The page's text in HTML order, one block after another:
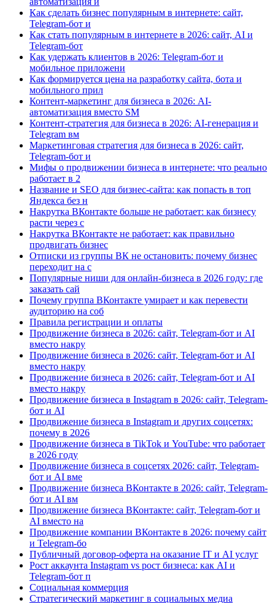
Как сделать бизнес популярным в интернете: сайт,
Telegram-бот и
Как стать популярным в интернете в 2026: сайт, AI и
Telegram-бот
Как удержать клиентов в 2026: Telegram-бот и
мобильное приложени
Как формируется цена на разработку сайта, бота и
мобильного прил
Контент-маркетинг для бизнеса в 2026: AI-
автоматизация вместо SM
Контент-стратегия для бизнеса в 2026: AI-генерация и
Telegram вм
Маркетинговая стратегия для бизнеса в 2026: сайт,
Telegram-бот и
Мифы о продвижении бизнеса в интернете: что реально
работает в 2
Название и SEO для бизнес-сайта: как попасть в топ
Яндекса без н
Накрутка ВКонтакте больше не работает: как бизнесу
расти через с
Накрутка ВКонтакте не работает: как правильно
продвигать бизнес
Отписки из группы ВК не остановить: почему бизнес
переходит на с
Популярные ниши для онлайн-бизнеса в 2026 году: где
заказать сай
Почему группа ВКонтакте умирает и как перевести
аудиторию на соб
Правила регистрации и оплаты
Продвижение бизнеса в 2026: сайт, Telegram-бот и AI
вместо накру
Продвижение бизнеса в 2026: сайт, Telegram-бот и AI
вместо накру
Продвижение бизнеса в 2026: сайт, Telegram-бот и AI
вместо накру
Продвижение бизнеса в Instagram в 2026: сайт, Telegram-
бот и AI
Продвижение бизнеса в Instagram и других соцсетях:
почему в 2026
Продвижение бизнеса в TikTok и YouTube: что работает
в 2026 году
Продвижение бизнеса в соцсетях 2026: сайт, Telegram-
бот и AI вме
Продвижение бизнеса ВКонтакте в 2026: сайт, Telegram-
бот и AI вм
Продвижение бизнеса ВКонтакте: сайт, Telegram-бот и
AI вместо на
Продвижение компании ВКонтакте в 2026: почему сайт
и Telegram-бо
Публичный договор-оферта на оказание IT и AI услуг
Рост аккаунта Instagram vs рост бизнеса: как AI и
Telegram-бот п
Социальная коммерция
Стратегический маркетинг в социальных медиа